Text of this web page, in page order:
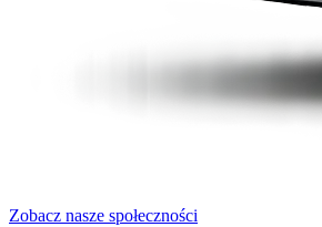
Zobacz nasze społeczności